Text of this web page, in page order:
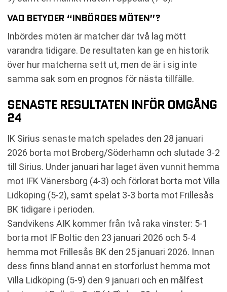
VAD BETYDER “INBÖRDES MÖTEN”?
Inbördes möten är matcher där två lag mött
varandra tidigare. De resultaten kan ge en historik
över hur matcherna sett ut, men de är i sig inte
samma sak som en prognos för nästa tillfälle.
SENASTE RESULTATEN INFÖR OMGÅNG
24
IK Sirius senaste match spelades den 28 januari
2026 borta mot Broberg/Söderhamn och slutade 3-2
till Sirius. Under januari har laget även vunnit hemma
mot IFK Vänersborg (4-3) och förlorat borta mot Villa
Lidköping (5-2), samt spelat 3-3 borta mot Frillesås
BK tidigare i perioden.
Sandvikens AIK kommer från två raka vinster: 5-1
borta mot IF Boltic den 23 januari 2026 och 5-4
hemma mot Frillesås BK den 25 januari 2026. Innan
dess finns bland annat en storförlust hemma mot
Villa Lidköping (5-9) den 9 januari och en målfest